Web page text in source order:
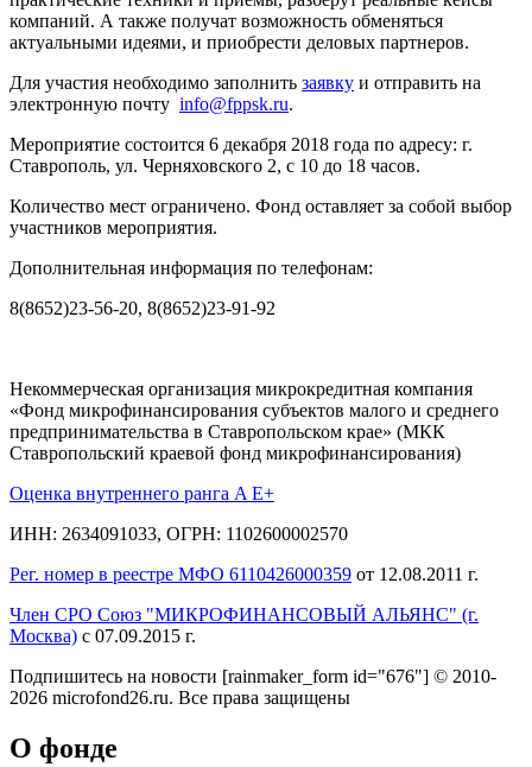
компаний. А также получат возможность обменяться
актуальными идеями, и приобрести деловых партнеров.
Для участия необходимо заполнить заявку и отправить на
электронную почту info@fppsk.ru.
Мероприятие состоится 6 декабря 2018 года по адресу: г.
Ставрополь, ул. Черняховского 2, с 10 до 18 часов.
Количество мест ограничено. Фонд оставляет за собой выбор
участников мероприятия.
Дополнительная информация по телефонам:
8(8652)23-56-20, 8(8652)23-91-92
Некоммерческая организация микрокредитная компания
«Фонд микрофинансирования субъектов малого и среднего
предпринимательства в Ставропольском крае» (МКК
Ставропольский краевой фонд микрофинансирования)
Оценка внутреннего ранга A E+
ИНН: 2634091033, ОГРН: 1102600002570
Рег. номер в реестре МФО 6110426000359 от 12.08.2011 г.
Член СРО Союз "МИКРОФИНАНСОВЫЙ АЛЬЯНС" (г.
Москва) с 07.09.2015 г.
Подпишитесь на новости [rainmaker_form id="676"] © 2010-
2026 microfond26.ru. Все права защищены
О фонде